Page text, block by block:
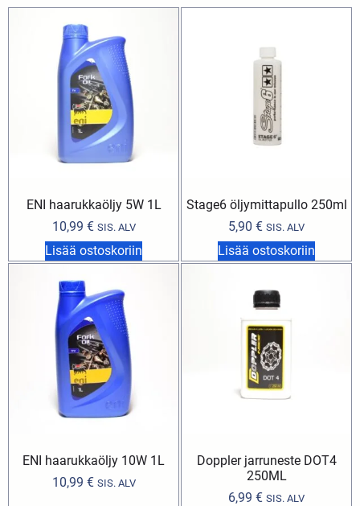
ENI haarukkaöljy 5W 1L
10,99 € SIS. ALV
Lisää ostoskoriin
Stage6 öljymittapullo 250ml
5,90 € SIS. ALV
Lisää ostoskoriin
ENI haarukkaöljy 10W 1L
10,99 € SIS. ALV
Doppler jarruneste DOT4
250ML
6,99 € SIS. ALV